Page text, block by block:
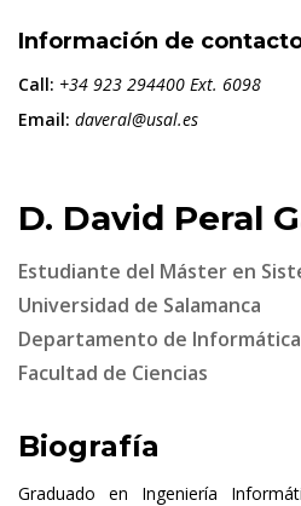
Información de
Call: +34 923 294400 Ext. 6098
Email: daveral@usal.es
D. David Peral
Estudiante del Máster en
Universidad de Salamanca
Departamento de
Facultad de Ciencias
Biografía
Graduado en Ingeniería